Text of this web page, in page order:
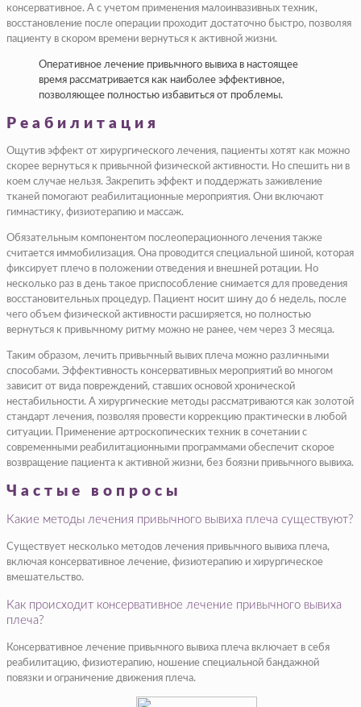
консервативное. А с учетом применения малоинвазивных техник,
восстановление после операции проходит достаточно быстро, позволяя
пациенту в скором времени вернуться к активной жизни.
Оперативное лечение привычного вывиха в настоящее
время рассматривается как наиболее эффективное,
позволяющее полностью избавиться от проблемы.
Реабилитация
Ощутив эффект от хирургического лечения, пациенты хотят как можно
скорее вернуться к привычной физической активности. Но спешить ни в
коем случае нельзя. Закрепить эффект и поддержать заживление
тканей помогают реабилитационные мероприятия. Они включают
гимнастику, физиотерапию и массаж.
Обязательным компонентом послеоперационного лечения также
считается иммобилизация. Она проводится специальной шиной, которая
фиксирует плечо в положении отведения и внешней ротации. Но
несколько раз в день такое приспособление снимается для проведения
восстановительных процедур. Пациент носит шину до 6 недель, после
чего объем физической активности расширяется, но полностью
вернуться к привычному ритму можно не ранее, чем через 3 месяца.
Таким образом, лечить привычный вывих плеча можно различными
способами. Эффективность консервативных мероприятий во многом
зависит от вида повреждений, ставших основой хронической
нестабильности. А хирургические методы рассматриваются как золотой
стандарт лечения, позволяя провести коррекцию практически в любой
ситуации. Применение артроскопических техник в сочетании с
современными реабилитационными программами обеспечит скорое
возвращение пациента к активной жизни, без боязни привычного вывиха.
Частые вопросы
Какие методы лечения привычного вывиха плеча существуют?
Существует несколько методов лечения привычного вывиха плеча,
включая консервативное лечение, физиотерапию и хирургическое
вмешательство.
Как происходит консервативное лечение привычного вывиха
плеча?
Консервативное лечение привычного вывиха плеча включает в себя
реабилитацию, физиотерапию, ношение специальной бандажной
повязки и ограничение движения плеча.